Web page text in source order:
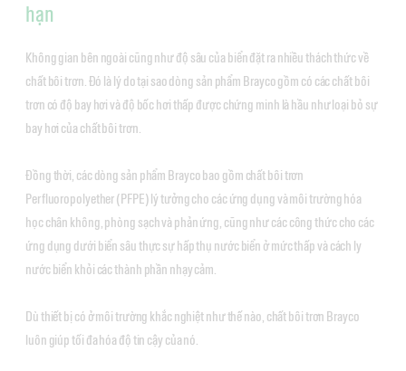
hạn
Không gian bên ngoài cũng như độ sâu của biển đặt ra nhiều thách thức về
chất bôi trơn. Đó là lý do tại sao dòng sản phẩm Brayco gồm có các chất bôi
trơn có độ bay hơi và độ bốc hơi thấp được chứng minh là hầu như loại bỏ sự
bay hơi của chất bôi trơn.
Đồng thời, các dòng sản phẩm Brayco bao gồm chất bôi trơn
Perfluoropolyether (PFPE) lý tưởng cho các ứng dụng và môi trường hóa
học chân không, phòng sạch và phản ứng, cũng như các công thức cho các
ứng dụng dưới biển sâu thực sự hấp thụ nước biển ở mức thấp và cách ly
nước biển khỏi các thành phần nhạy cảm.
Dù thiết bị có ở môi trường khắc nghiệt như thế nào, chất bôi trơn Brayco
luôn giúp tối đa hóa độ tin cậy của nó.